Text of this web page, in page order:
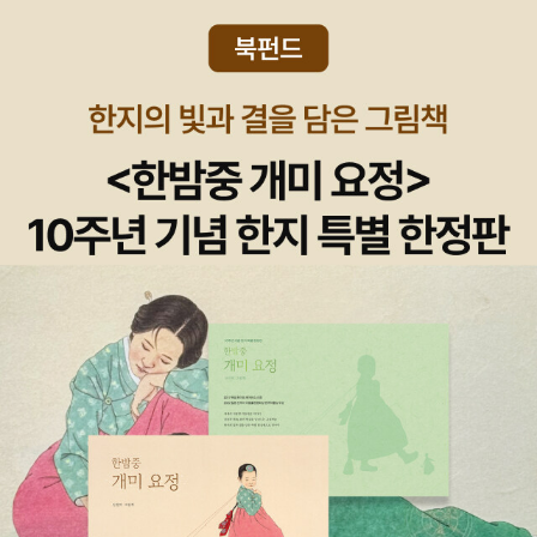
과 연결되고 이 지점에서 하이데거의 철학은 장 폴 사르트르((Jean-
Paul Sartre, 1905 ~ 1980)의 실존철학과 접점을 이룬다. 모든
학문의 탐구 대상은 존재자들이다. 학문은 존재자들을 분석하고, 설
명하고자 한다. 그런데 '존재'가 '존재자'와 다르다면, 존재자를 다루는
학문의 방식으로 존재를 말할 수는 없다. 하이데거가 전통 형이상학
을 '존재 망각의 역사'라고 평한 것은 존재를 존재자처럼 다루는 방식
이 결국 존재 자체를 은폐시키는 결과를 가져왔기 때문이다.(p100)..
되는 존재자다. 왜냐하면 오직 인간만이 존재의 의미를 물을 수 있는
존재자이기 때문이다. _ 박승억, <후설 & 하이데거 : 현상학, 철학의
위기를 돌파하라>, p101 인간이 특별한 존재자인 까닭은 존재의 의
미를 묻는 유일한 존재자기 때문이다. 바로 이런 점에서 하이데거는
인간을 현존재라고 부른다.(p104)... 현존재는 자신에게서 존재의 실
마리를 찾아낼 수 있는 존재자다. 인간, 즉 현존재를 제외한 그 어떤
존재자도 존재를 문제시하지 않는다. 하이데거는 이러한 현존재의 특
함을 저장할 수 있다는 측면에서 '영화'를 상상계에 마지막으로 '축음
기'를 실재계에 배치한다. 타자기는 처음으로, 자판이라는 계산되고
적으로 여기서는 자간과 행간에 의해 분리되고 구분된 요소들이 서로
나란히 등장한다. 따라서 상징계는 인쇄 활자의 지위를 가진다... 영화
는 움직이는 도플갱어를 최초로 저장할 수 있었고, 다른 영장류와는
달리 인간은 그 안에서 자신의 신체를 인지(혹은 오인)할 수 있었다.
그렇기에 상상계는 영화의 지위를 갖는다... 축음기에 이르러서야 처
음으로 모든 기호의 질서와 단어의 의미들 이전에 후두에서 내지르는
모든 소음을 고정시킬 수 있었다. 따라서 실재계는 축음기의 지위를
갖는다.(p39) <축음기, 영화, 타자기> 中 여기에서 우리는 추가적으
로 상징계와 실재계와의 관계를 살펴볼 필요가 있다. 실재은 외부로
부터 암호화된 언어를 받아들이면서, 자신을 변화시킨다. 그리고, 그
과정에서 본래의 자기는 점점 작아지고 밀려나게 된다. 그리고, 밀려
나게 된 '잔여물'들은 무의식으로 밀려나 의식의 다른 원인이 된다. 언
어를 통한 상징계와 실재계의 교류를 통해 인간은 성장한다. 우리는
없다면 '완전'하지 않기 때문에 '존재한다.'는 내용으로 신 존재를 증명
한다. 이 큰 선(善)은 모든 선이 그것을 통해 존재하기 때문에 그 자
체를 통해 per se 선하다. 따라서 그 밖의 모든 것은 자기 자신과는
선하다. 오직 그 자체를 통해 선한 것만이 바로 최고선(God)이다. 그
러므로 최고선은 또한 가장 큰 것이기도 하며, 존재하는 모든 것들의
최고 summum omnium quae sunt 이기도 하다. (p19)...그리고
성 속에만 존재할 수 없습니다. 왜냐하면 만일 그것이 지성 속에만 존
재한다면, 실제로도 존재하는 것이 생각될 수 있고, 이것이 [지성 속
에만 존재하는 것보다] 더 큰 것이기 때문입니다.(p187) <모놀로기
온 & 프로슬로기온> 中 돌아가서, 괴델의 신 증명은 여기에서 크게
벗어나지 못했다는 생각을 하게 된다. 이보다는 '괴델의 불완전성 정
리'에 의해 '신의 창조물인 인간은 인간과 자연을 설명하는 법칙을 포
함하는 신 존재를 수학 공리 체계 내에서 모순성을 포함한 존재성을
으로는 <괴델,에셔,바흐> 라는 '무시무시한' 책을 학창시절 읽다가 집
어던진 기억은 있지만, 다시 한번 '괴델'에게 도전해보고픈 마음을 불
러일으키는 책이다. 게다가 호프스테터라는 '저자'가 개정했다는 점에
서 더욱 더 기대가 된다.